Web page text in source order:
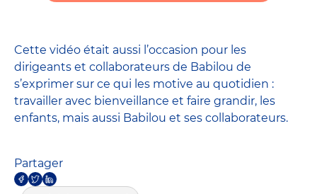
Cette vidéo était aussi l’occasion pour les
dirigeants et collaborateurs de Babilou de
s’exprimer sur ce qui les motive au quotidien :
travailler avec bienveillance et faire grandir, les
enfants, mais aussi Babilou et ses collaborateurs.
Partager